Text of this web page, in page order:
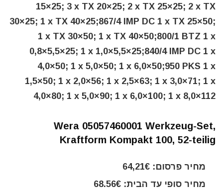
15×25; 3 x TX 20×25; 2 x TX 25×25; 2 x TX
30×25; 1 x TX 40×25;867/4 IMP DC 1 x TX 25×50;
1 x TX 30×50; 1 x TX 40×50;800/1 BTZ 1 x
0,8×5,5×25; 1 x 1,0×5,5×25;840/4 IMP DC 1 x
4,0×50; 1 x 5,0×50; 1 x 6,0×50;950 PKS 1 x
1,5×50; 1 x 2,0×56; 1 x 2,5×63; 1 x 3,0×71; 1 x
4,0×80; 1 x 5,0×90; 1 x 6,0×100; 1 x 8,0×112
Wera 05057460001 Werkzeug-Set,
Kraftform Kompakt 100, 52-teilig
מחיר פרסום: 64,21€
מחיר סופי עד הבית: 68.56€